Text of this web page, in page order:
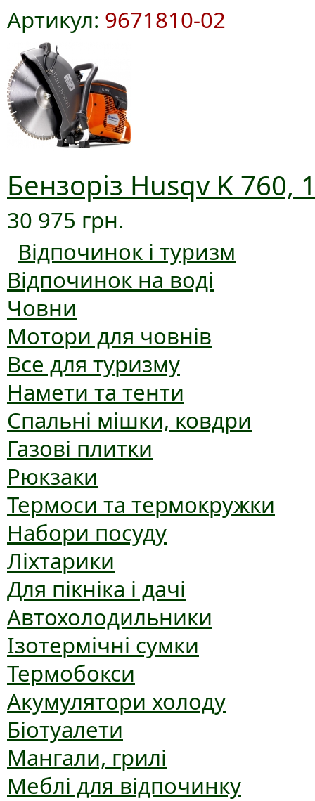
Артикул: 9671810-02
Бензоріз Husqv K 760,
30 975 грн.
Відпочинок і туризм
Відпочинок на воді
Човни
Мотори для човнів
Все для туризму
Намети та тенти
Спальні мішки, ковдри
Газові плитки
Рюкзаки
Термоси та термокружки
Набори посуду
Ліхтарики
Для пікніка і дачі
Автохолодильники
Ізотермічні сумки
Термобокси
Акумулятори холоду
Біотуалети
Мангали, грилі
Меблі для відпочинку